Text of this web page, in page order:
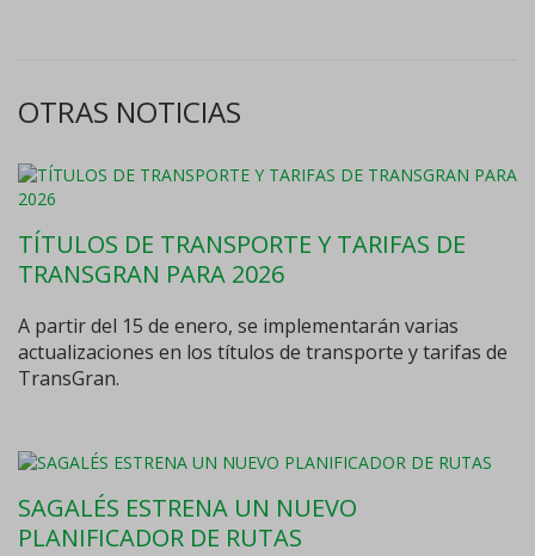
OTRAS NOTICIAS
TÍTULOS DE TRANSPORTE Y TARIFAS DE
TRANSGRAN PARA 2026
A partir del 15 de enero, se implementarán varias
actualizaciones en los títulos de transporte y tarifas de
TransGran.
SAGALÉS ESTRENA UN NUEVO
PLANIFICADOR DE RUTAS